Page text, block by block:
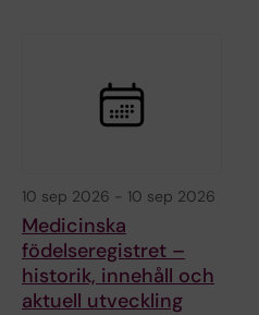
10 sep 2026 - 10 sep 2026
Medicinska
födelseregistret –
historik, innehåll och
aktuell utveckling